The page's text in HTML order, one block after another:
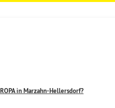
in Marzahn-Hellersdorf?